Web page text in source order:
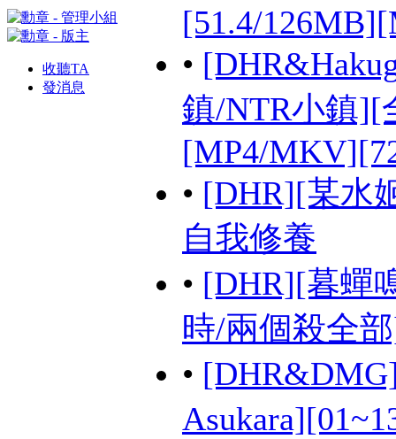
收聽TA
發消息
[51.4/
•
鎮/NTR小鎮][
[MP4/
• [DHR][某水
自我修養
• [DHR][暮蟬
時/兩個殺全
•